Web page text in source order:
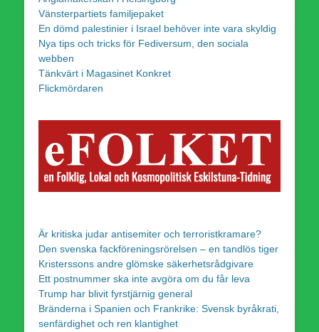
Vänsterpartiets familjepaket
En dömd palestinier i Israel behöver inte vara skyldig
Nya tips och tricks för Fediversum, den sociala
webben
Tänkvärt i Magasinet Konkret
Flickmördaren
Är kritiska judar antisemiter och terroristkramare?
Den svenska fackföreningsrörelsen – en tandlös tiger
Kristerssons andre glömske säkerhetsrådgivare
Ett postnummer ska inte avgöra om du får leva
Trump har blivit fyrstjärnig general
Bränderna i Spanien och Frankrike: Svensk byråkrati,
senfärdighet och ren klantighet